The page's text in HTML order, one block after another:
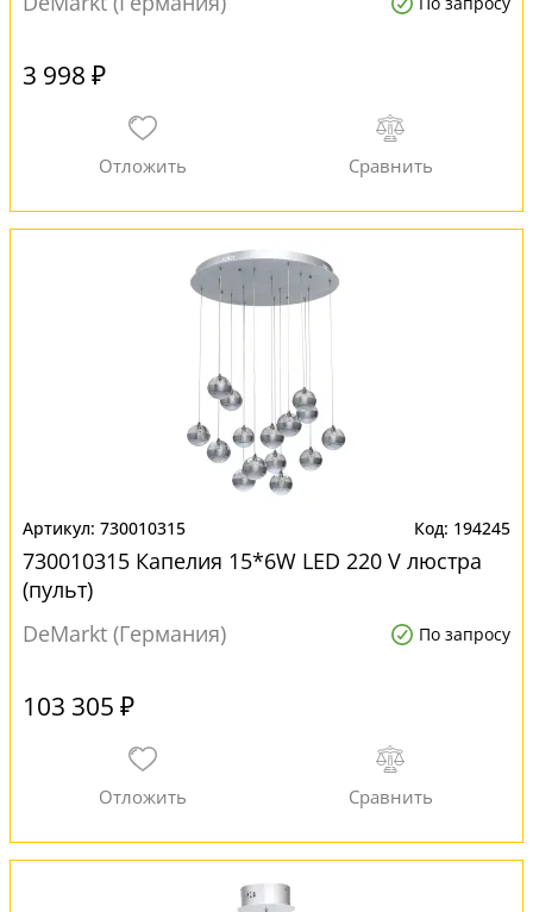
3 998 ₽
730010315 194245
730010315 Капелия 15*6W LED 220 V люстра
(пульт)
DeMarkt (Германия)
По запросу
103 305 ₽